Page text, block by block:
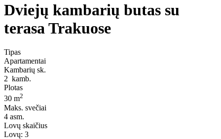
Dviejų kambarių butas su
terasa Trakuose
Tipas
Apartamentai
Kambarių sk.
2 kamb.
Plotas
30 m2
Maks. svečiai
4 asm.
Lovų skaičius
Lovų: 3